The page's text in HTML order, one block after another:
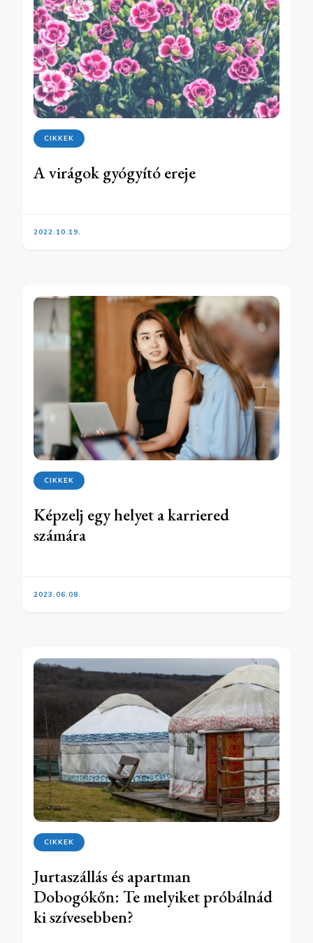
CIKKEK
A virágok gyógyító ereje
2022.10.19.
CIKKEK
Képzelj egy helyet a karriered
számára
2023.06.08.
CIKKEK
Jurtaszállás és apartman
Dobogókőn: Te melyiket próbálnád
ki szívesebben?